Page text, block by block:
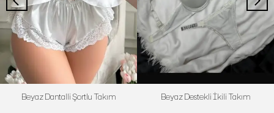
Beyaz Dantalli Şortlu Takım Beyaz Destekli İkili Takım